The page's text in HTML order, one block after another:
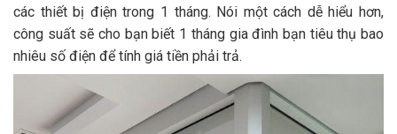
các thiết bị điện trong 1 tháng. Nói một cách dễ hiểu hơn,
công suất sẽ cho bạn biết 1 tháng gia đình bạn tiêu thụ bao
nhiêu số điện để tính giá tiền phải trả.